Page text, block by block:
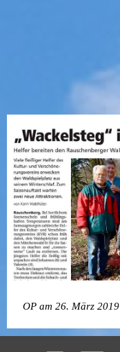
OP am 26. März 2019